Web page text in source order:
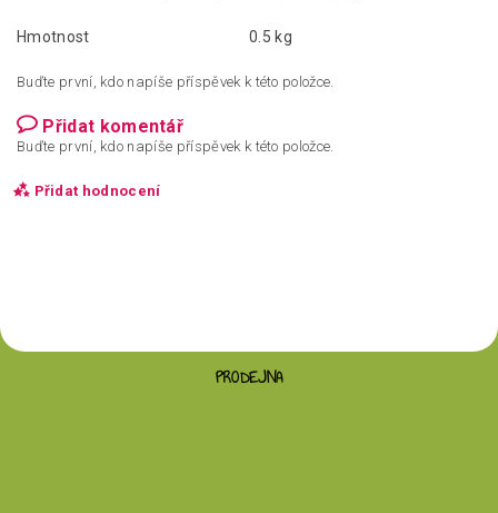
Hmotnost 0.5 kg
Buďte první, kdo napíše příspěvek k této položce.
Přidat komentář
Buďte první, kdo napíše příspěvek k této položce.
Přidat hodnocení
PRODEJNA